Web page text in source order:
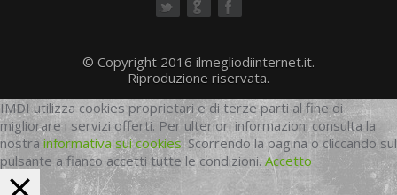
© Copyright 2016 ilmegliodiinternet.it.
Riproduzione riservata.
IMDI utilizza cookies proprietari e di terze parti al fine di
migliorare i servizi offerti. Per ulteriori informazioni consulta la
nostra informativa sui cookies. Scorrendo la pagina o cliccando sul
pulsante a fianco accetti tutte le condizioni.Accetto